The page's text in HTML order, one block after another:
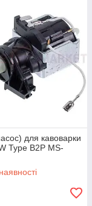
для кавоварки
Type B2P MS-